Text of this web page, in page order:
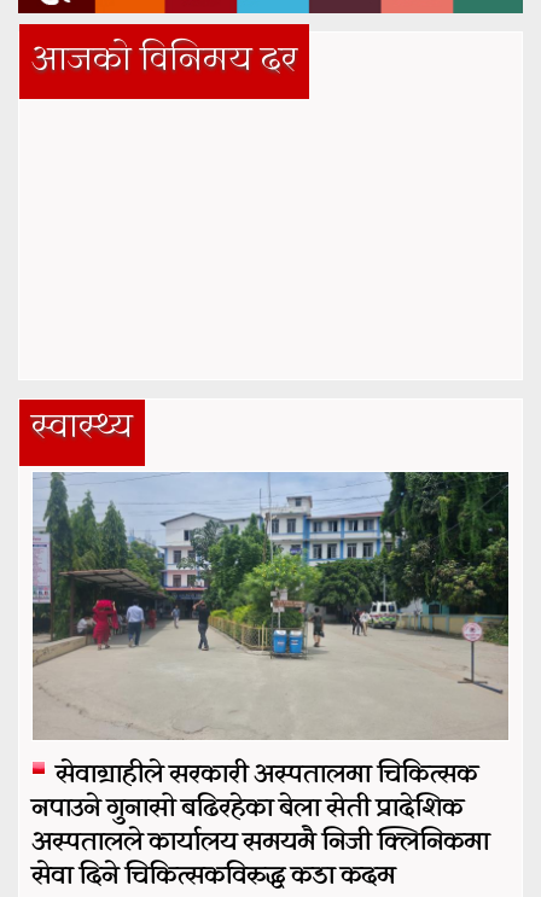
आजको विनिमय दर
स्वास्थ्य
सेवाग्राहीले सरकारी अस्पतालमा चिकित्सक
नपाउने गुनासो बढिरहेका बेला सेती प्रादेशिक
अस्पतालले कार्यालय समयमै निजी क्लिनिकमा
सेवा दिने चिकित्सकविरुद्ध कडा कदम